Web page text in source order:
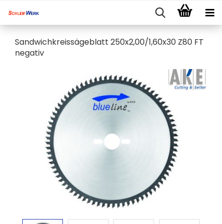
Sandwichkreissägeblatt 250x2,00/1,60x30 Z80 FT
negativ